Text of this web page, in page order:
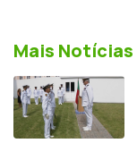
Mais Notícias